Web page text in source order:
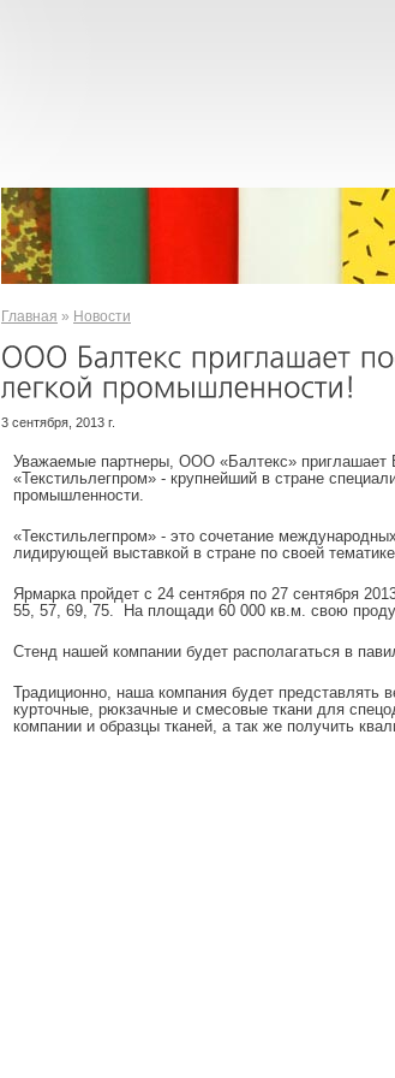
Главная » Новости
3 сентября, 2013 г.
Уважаемые партнеры, ООО «Балтекс» приглашает
«Текстильлегпром» - крупнейший в стране
промышленности.
«Текстильлегпром» - это сочетание
лидирующей выставкой в стране по своей
Ярмарка пройдет с 24 сентября по 27 сентября
55, 57, 69, 75. На площади 60 000 кв.м. свою
Стенд нашей компании будет располагаться в
Традиционно, наша компания будет представлять
курточные, рюкзачные и смесовые ткани для
компании и образцы тканей, а так же получить